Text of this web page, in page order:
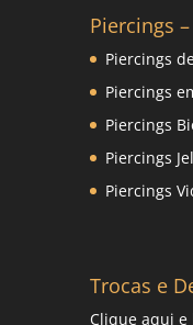
Piercings
Piercings
Piercings
Piercings
Piercings
Piercings
Trocas e
Clique aqui e